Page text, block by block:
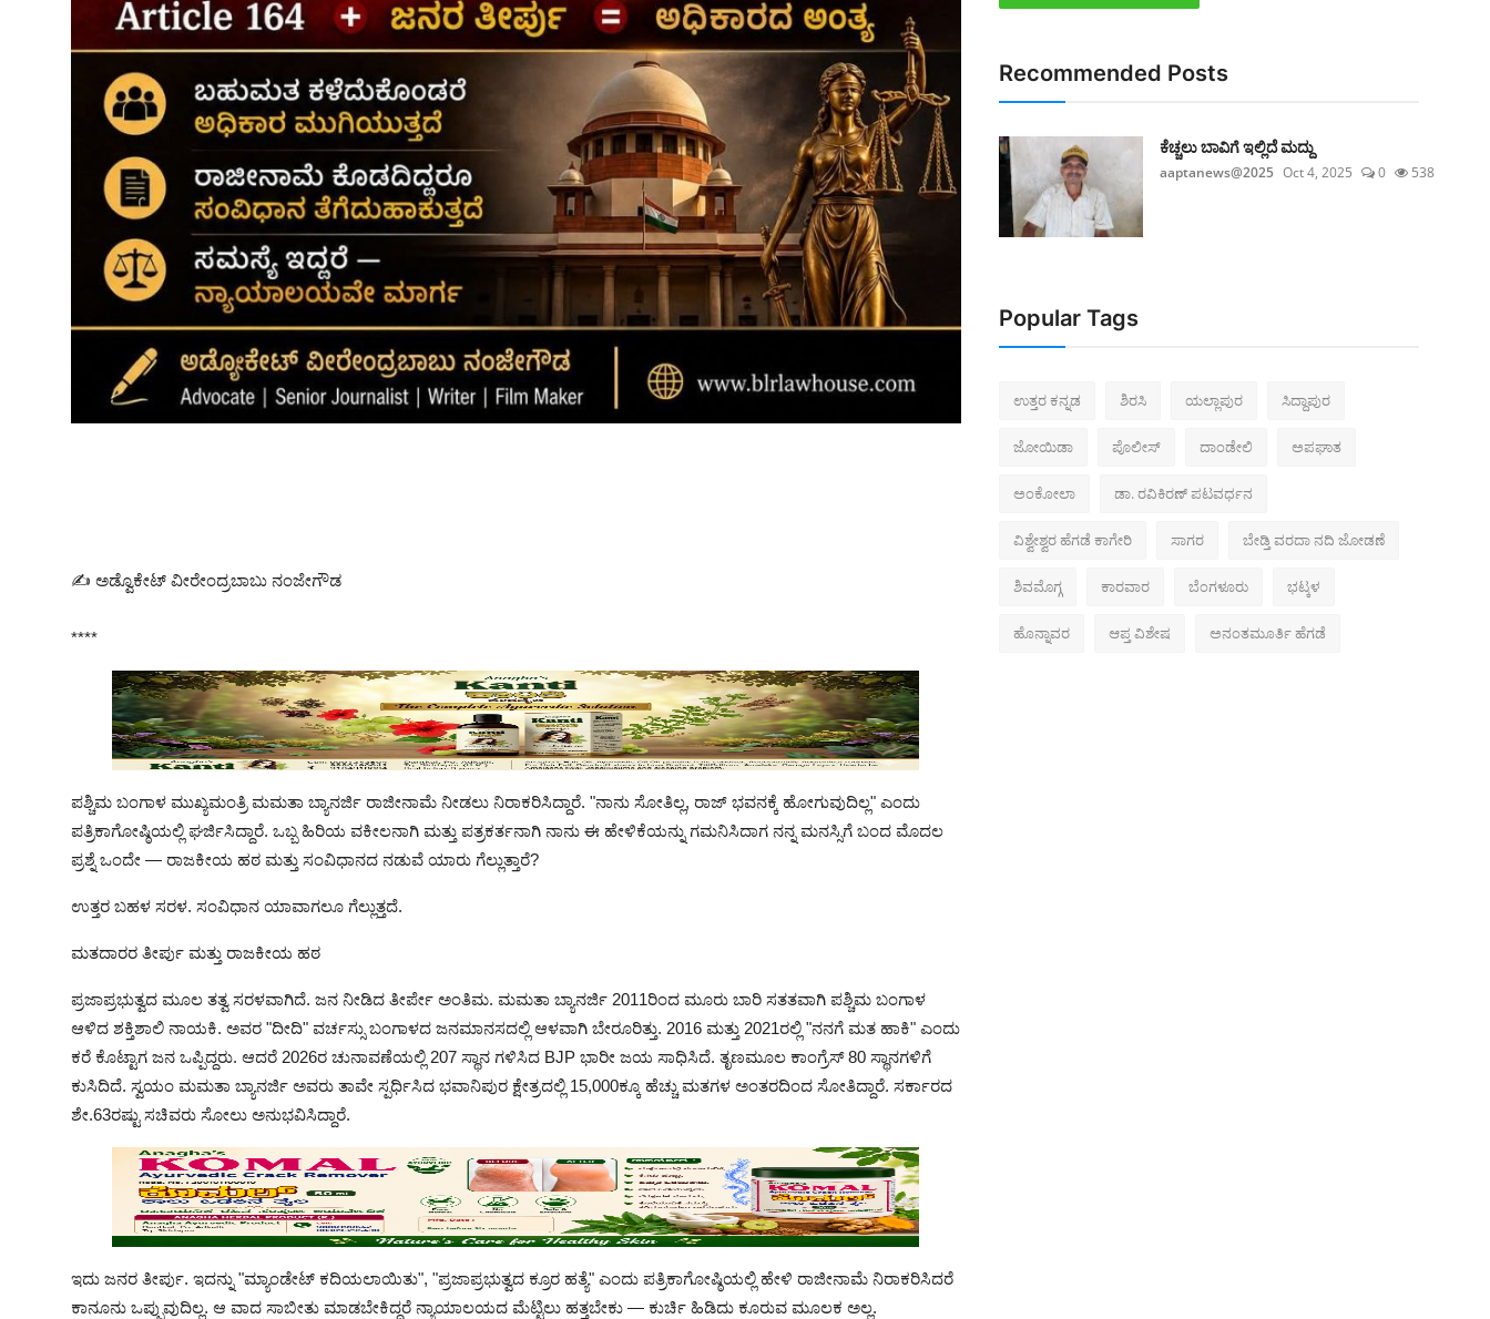
✍️ ಅಡ್ವೊಕೇಟ್ ವೀರೇಂದ್ರಬಾಬು ನಂಜೇಗೌಡ
****
ಪಶ್ಚಿಮ ಬಂಗಾಳ ಮುಖ್ಯಮಂತ್ರಿ ಮಮತಾ ಬ್ಯಾನರ್ಜಿ ರಾಜೀನಾಮೆ ನೀಡಲು ನಿರಾಕರಿಸಿದ್ದಾರೆ. "ನಾನು ಸೋತಿಲ್ಲ, ರಾಜ್ ಭವನಕ್ಕೆ ಹೋಗುವುದಿಲ್ಲ" ಎಂದು
ಪತ್ರಿಕಾಗೋಷ್ಠಿಯಲ್ಲಿ ಘರ್ಜಿಸಿದ್ದಾರೆ. ಒಬ್ಬ ಹಿರಿಯ ವಕೀಲನಾಗಿ ಮತ್ತು ಪತ್ರಕರ್ತನಾಗಿ ನಾನು ಈ ಹೇಳಿಕೆಯನ್ನು ಗಮನಿಸಿದಾಗ ನನ್ನ ಮನಸ್ಸಿಗೆ ಬಂದ ಮೊದಲ
ಪ್ರಶ್ನೆ ಒಂದೇ — ರಾಜಕೀಯ ಹಠ ಮತ್ತು ಸಂವಿಧಾನದ ನಡುವೆ ಯಾರು ಗೆಲ್ಲುತ್ತಾರೆ?
ಉತ್ತರ ಬಹಳ ಸರಳ. ಸಂವಿಧಾನ ಯಾವಾಗಲೂ ಗೆಲ್ಲುತ್ತದೆ.
ಮತದಾರರ ತೀರ್ಪು ಮತ್ತು ರಾಜಕೀಯ ಹಠ
ಪ್ರಜಾಪ್ರಭುತ್ವದ ಮೂಲ ತತ್ವ ಸರಳವಾಗಿದೆ. ಜನ ನೀಡಿದ ತೀರ್ಪೇ ಅಂತಿಮ. ಮಮತಾ ಬ್ಯಾನರ್ಜಿ 2011ರಿಂದ ಮೂರು ಬಾರಿ ಸತತವಾಗಿ ಪಶ್ಚಿಮ ಬಂಗಾಳ
ಆಳಿದ ಶಕ್ತಿಶಾಲಿ ನಾಯಕಿ. ಅವರ "ದೀದಿ" ವರ್ಚಸ್ಸು ಬಂಗಾಳದ ಜನಮಾನಸದಲ್ಲಿ ಆಳವಾಗಿ ಬೇರೂರಿತ್ತು. 2016 ಮತ್ತು 2021ರಲ್ಲಿ "ನನಗೆ ಮತ ಹಾಕಿ" ಎಂದು
ಕರೆ ಕೊಟ್ಟಾಗ ಜನ ಒಪ್ಪಿದ್ದರು. ಆದರೆ 2026ರ ಚುನಾವಣೆಯಲ್ಲಿ 207 ಸ್ಥಾನ ಗಳಿಸಿದ BJP ಭಾರೀ ಜಯ ಸಾಧಿಸಿದೆ. ತೃಣಮೂಲ ಕಾಂಗ್ರೆಸ್ 80 ಸ್ಥಾನಗಳಿಗೆ
ಕುಸಿದಿದೆ. ಸ್ವಯಂ ಮಮತಾ ಬ್ಯಾನರ್ಜಿ ಅವರು ತಾವೇ ಸ್ಪರ್ಧಿಸಿದ ಭವಾನಿಪುರ ಕ್ಷೇತ್ರದಲ್ಲಿ 15,000ಕ್ಕೂ ಹೆಚ್ಚು ಮತಗಳ ಅಂತರದಿಂದ ಸೋತಿದ್ದಾರೆ. ಸರ್ಕಾರದ
ಶೇ.63ರಷ್ಟು ಸಚಿವರು ಸೋಲು ಅನುಭವಿಸಿದ್ದಾರೆ.
ಇದು ಜನರ ತೀರ್ಪು. ಇದನ್ನು "ಮ್ಯಾಂಡೇಟ್ ಕದಿಯಲಾಯಿತು", "ಪ್ರಜಾಪ್ರಭುತ್ವದ ಕ್ರೂರ ಹತ್ಯೆ" ಎಂದು ಪತ್ರಿಕಾಗೋಷ್ಠಿಯಲ್ಲಿ ಹೇಳಿ ರಾಜೀನಾಮೆ ನಿರಾಕರಿಸಿದರೆ
ಕಾನೂನು ಒಪ್ಪುವುದಿಲ್ಲ. ಆ ವಾದ ಸಾಬೀತು ಮಾಡಬೇಕಿದ್ದರೆ ನ್ಯಾಯಾಲಯದ ಮೆಟ್ಟಿಲು ಹತ್ತಬೇಕು — ಕುರ್ಚಿ ಹಿಡಿದು ಕೂರುವ ಮೂಲಕ ಅಲ್ಲ.
Recommended Posts
ಕೆಚ್ಚಲು ಬಾವಿಗೆ ಇಲ್ಲಿದೆ ಮದ್ದು
aaptanews@2025 Oct 4, 2025 0 538
Popular Tags
ಉತ್ತರ ಕನ್ನಡ ಶಿರಸಿ ಯಲ್ಲಾಪುರ ಸಿದ್ದಾಪುರ
ಜೋಯಿಡಾ ಪೊಲೀಸ್‌ ದಾಂಡೇಲಿ ಅಪಘಾತ
ಅಂಕೋಲಾ ಡಾ. ರವಿಕಿರಣ್ ಪಟವರ್ಧನ
ವಿಶ್ವೇಶ್ವರ ಹೆಗಡೆ ಕಾಗೇರಿ ಸಾಗರ ಬೇಡ್ತಿ ವರದಾ ನದಿ ಜೋಡಣೆ
ಶಿವಮೊಗ್ಗ ಕಾರವಾರ ಬೆಂಗಳೂರು ಭಟ್ಕಳ
ಹೊನ್ನಾವರ ಆಪ್ತ ವಿಶೇಷ ಅನಂತಮೂರ್ತಿ ಹೆಗಡೆ